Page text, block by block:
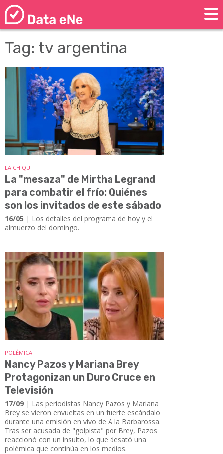
Tag: tv argentina
LA CHIQUI
La "mesaza" de Mirtha Legrand
para combatir el frío: Quiénes
son los invitados de este sábado
16/05 | Los detalles del programa de hoy y el
almuerzo del domingo.
POLÉMICA
Nancy Pazos y Mariana Brey
Protagonizan un Duro Cruce en
Televisión
17/09 | Las periodistas Nancy Pazos y Mariana
Brey se vieron envueltas en un fuerte escándalo
durante una emisión en vivo de A la Barbarossa.
Tras ser acusada de "golpista" por Brey, Pazos
reaccionó con un insulto, lo que desató una
polémica que continúa en los medios.